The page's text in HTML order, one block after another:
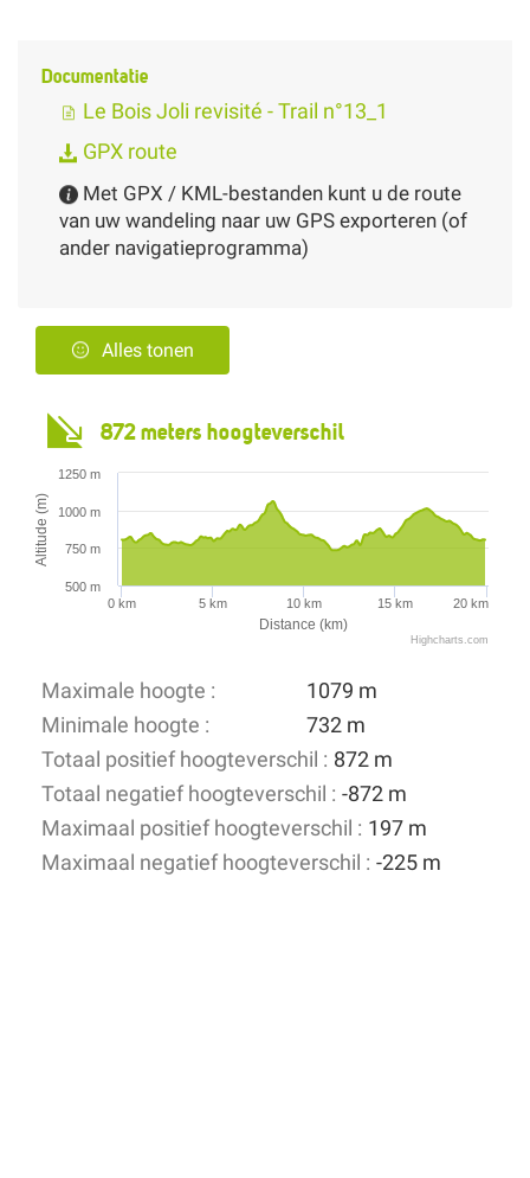
Documentatie
Le Bois Joli revisité - Trail n°13_1
GPX route
Met GPX / KML-bestanden kunt u de route
van uw wandeling naar uw GPS exporteren (of
ander navigatieprogramma)
Alles tonen
872 meters hoogteverschil
Distance (km)
Altitude (m)
0 km 5 km 10 km 15 km 20 km
1000 m
500 m
750 m
1250 m
Highcharts.com
Maximale hoogte :
1079 m
Minimale hoogte :
732 m
Totaal positief hoogteverschil : 872 m
Totaal negatief hoogteverschil : -872 m
Maximaal positief hoogteverschil : 197 m
Maximaal negatief hoogteverschil : -225 m